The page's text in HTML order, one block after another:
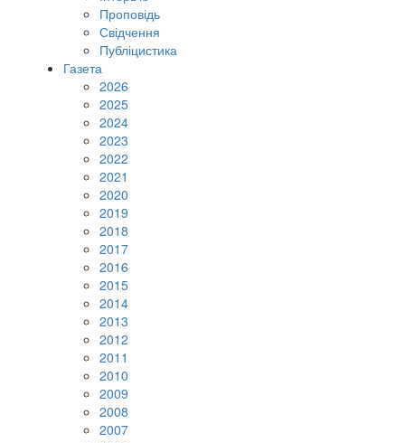
Проповідь
Свідчення
Публіцистика
Газета
2026
2025
2024
2023
2022
2021
2020
2019
2018
2017
2016
2015
2014
2013
2012
2011
2010
2009
2008
2007